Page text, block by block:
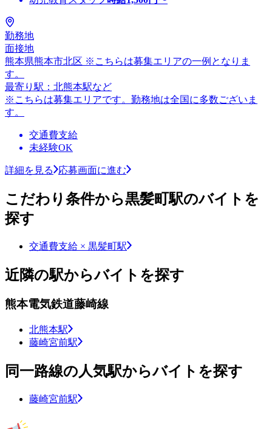
勤務地
面接地
熊本県熊本市北区 ※こちらは募集エリアの一例となりま
す。
最寄り駅：北熊本駅など
※こちらは募集エリアです。勤務地は全国に多数ございま
す。
交通費支給
未経験OK
詳細を見る 応募画面に進む
こだわり条件から黒髪町駅のバイトを
探す
交通費支給 × 黒髪町駅
近隣の駅からバイトを探す
熊本電気鉄道藤崎線
北熊本駅
藤崎宮前駅
同一路線の人気駅からバイトを探す
藤崎宮前駅